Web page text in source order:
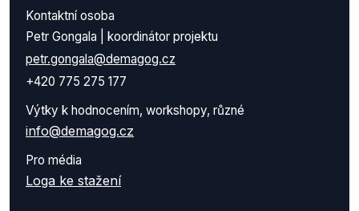
Kontaktní osoba
Petr Gongala | koordinátor projektu
petr.gongala@demagog.cz
+420 775 275 177
Výtky k hodnocením, workshopy, různé
info@demagog.cz
Pro média
Loga ke stažení